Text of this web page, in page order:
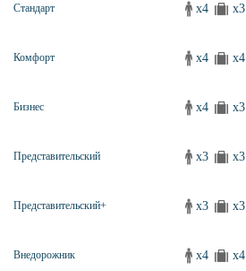
Стандарт x4 x3
Комфорт x4 x4
Бизнес x4 x3
Представительский x3 x3
Представительский+ x3 x3
Внедорожник x4 x4